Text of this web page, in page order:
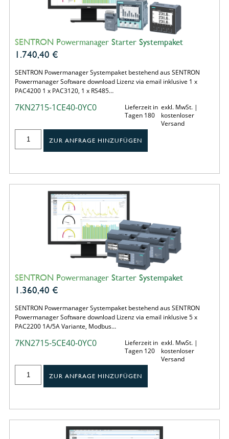
SENTRON Powermanager Starter Systempaket
1.740,40 €
SENTRON Powermanager Systempaket bestehend aus SENTRON
Powermanager Software download Lizenz via email inklusive 1 x
PAC4200 1 x PAC3120, 1 x RS485…
7KN2715-1CE40-0YC0
Lieferzeit in
Tagen 180
exkl. MwSt. |
kostenloser
Versand
ZUR ANFRAGE HINZUFÜGEN
SENTRON Powermanager Starter Systempaket
1.360,40 €
SENTRON Powermanager Systempaket bestehend aus SENTRON
Powermanager Software download Lizenz via email inklusive 5 x
PAC2200 1A/5A Variante, Modbus…
7KN2715-5CE40-0YC0
Lieferzeit in
Tagen 120
exkl. MwSt. |
kostenloser
Versand
ZUR ANFRAGE HINZUFÜGEN